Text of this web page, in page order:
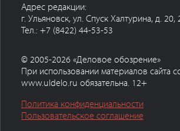
Адрес редакции:
г. Ульяновск, ул. Спуск Халтурина, д. 20,
Тел.: +7 (8422) 44-53-53
© 2005-2026 «Деловое обозрение»
При использовании материалов сайта
www.uldelo.ru обязательна. 12+
Политика конфиденциальности
Пользовательское соглашение